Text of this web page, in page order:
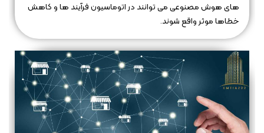
های هوش مصنوعی می‌ توانند در اتوماسیون فرآیند ها و کاهش
خطاها موثر واقع شوند.